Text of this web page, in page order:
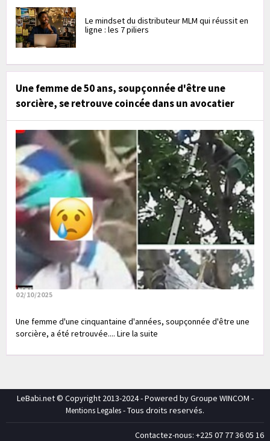
Le mindset du distributeur MLM qui réussit en
ligne : les 7 piliers
Une femme de 50 ans, soupçonnée d'être une
sorcière, se retrouve coincée dans un avocatier
02/10/2025
Une femme d'une cinquantaine d'années, soupçonnée d'être une
sorcière, a été retrouvée.... Lire la suite
LeBabi.net © Copyright 2013-2024 - Powered by Groupe WINCOM -
Mentions Legales- Tous droits reservés.
Contactez-nous: +225 07 77 36 05 16